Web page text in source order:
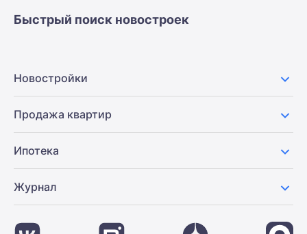
Быстрый поиск новостроек
Новостройки
Продажа квартир
Ипотека
Журнал